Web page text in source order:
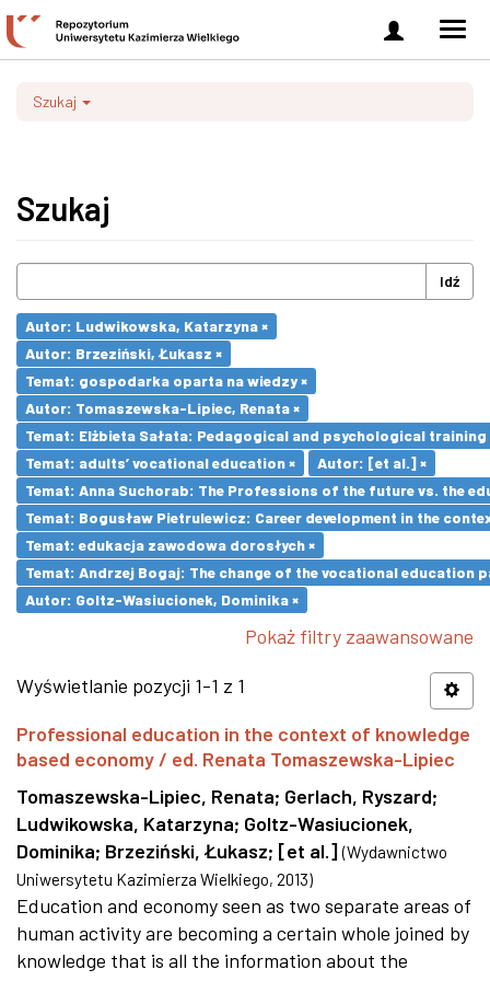
Zaloguj
się
Szukaj
Szukaj
Idź
Autor: Ludwikowska, Katarzyna ×
Autor: Brzeziński, Łukasz ×
Temat: gospodarka oparta na wiedzy ×
Autor: Tomaszewska-Lipiec, Renata ×
Temat: Elżbieta Sałata: Pedagogical and psychological
Temat: adults’ vocational education ×
Autor: [et al.] ×
Temat: Anna Suchorab: The Professions of the future vs. the
Temat: Bogusław Pietrulewicz: Career development in the
Temat: edukacja zawodowa dorosłych ×
Temat: Andrzej Bogaj: The change of the vocational education
Autor: Goltz-Wasiucionek, Dominika ×
Pokaż filtry zaawansowane
Wyświetlanie pozycji 1-1 z 1
Professional education in the context of knowledge
based economy / ed. Renata Tomaszewska-Lipiec
Tomaszewska-Lipiec, Renata; Gerlach, Ryszard;
Ludwikowska, Katarzyna; Goltz-Wasiucionek,
Dominika; Brzeziński, Łukasz; [et al.] (Wydawnictwo
Uniwersytetu Kazimierza Wielkiego, 2013)
Education and economy seen as two separate areas of
human activity are becoming a certain whole joined by
knowledge that is all the information about the